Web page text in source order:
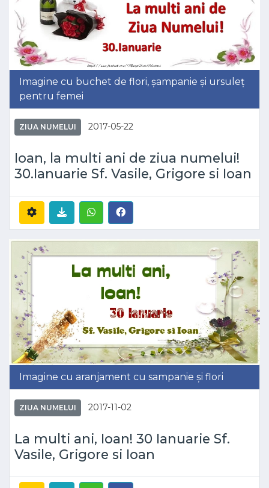
Imagine cu buchet de flori, șampanie și ursuleț
pentru femei
ZIUA NUMELUI 2017-05-22
Ioan, la multi ani de ziua numelui!
30.Ianuarie Sf. Vasile, Grigore si Ioan
Imagine cu aranjament cu sampanie și flori
ZIUA NUMELUI 2017-11-02
La multi ani, Ioan! 30 Ianuarie Sf.
Vasile, Grigore si Ioan